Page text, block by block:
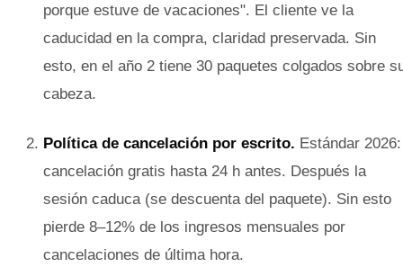
porque estuve de vacaciones". El cliente ve la
caducidad en la compra, claridad preservada. Sin
esto, en el año 2 tiene 30 paquetes colgados sobre
cabeza.
Política de cancelación por escrito. Estándar 2026:
cancelación gratis hasta 24 h antes. Después la
sesión caduca (se descuenta del paquete). Sin esto
pierde 8–12% de los ingresos mensuales por
cancelaciones de última hora.